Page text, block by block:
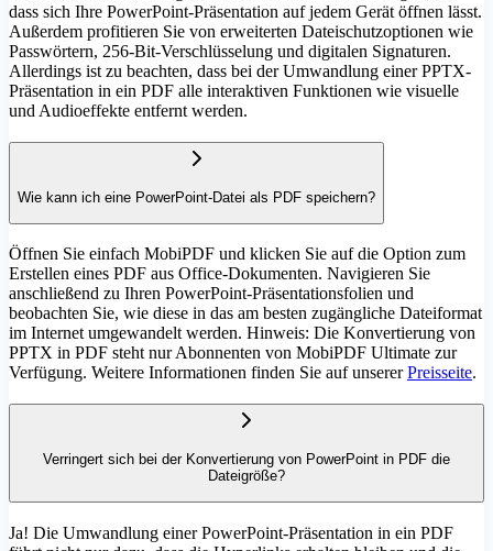
dass sich Ihre PowerPoint-Präsentation auf jedem Gerät öffnen lässt.
Außerdem profitieren Sie von erweiterten Dateischutzoptionen wie
Passwörtern, 256-Bit-Verschlüsselung und digitalen Signaturen.
Allerdings ist zu beachten, dass bei der Umwandlung einer PPTX-
Präsentation in ein PDF alle interaktiven Funktionen wie visuelle
und Audioeffekte entfernt werden.
Wie kann ich eine PowerPoint-Datei als PDF speichern?
Öffnen Sie einfach MobiPDF und klicken Sie auf die Option zum
Erstellen eines PDF aus Office-Dokumenten. Navigieren Sie
anschließend zu Ihren PowerPoint-Präsentationsfolien und
beobachten Sie, wie diese in das am besten zugängliche Dateiformat
im Internet umgewandelt werden. Hinweis: Die Konvertierung von
PPTX in PDF steht nur Abonnenten von MobiPDF Ultimate zur
Verfügung. Weitere Informationen finden Sie auf unsererPreisseite.
Verringert sich bei der Konvertierung von PowerPoint in PDF die
Dateigröße?
Ja! Die Umwandlung einer PowerPoint-Präsentation in ein PDF